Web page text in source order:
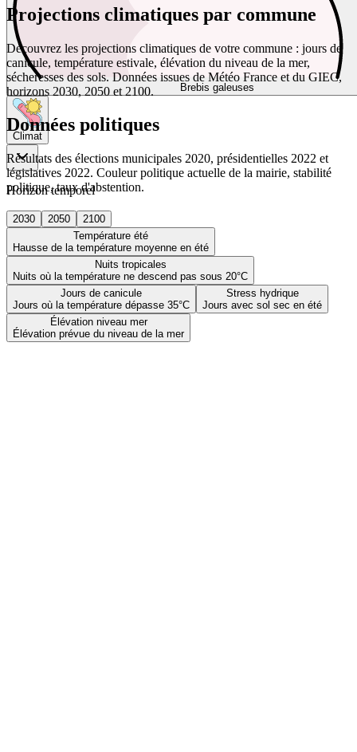
Brebis galeuses
Climat
Horizon temporel
2030 2050
2100
Température été
Hausse de la température moyenne en été
Nuits tropicales
Nuits où la température ne descend pas sous 20°C
Jours de canicule
Jours où la température dépasse 35°C
Stress hydrique
Jours avec sol sec en été
Élévation niveau mer
Élévation prévue du niveau de la mer
Projections climatiques par commune
Découvrez les projections climatiques de votre commune : jours de
canicule, température estivale, élévation du niveau de la mer,
sécheresses des sols. Données issues de Météo France et du GIEC,
horizons 2030, 2050 et 2100.
Données politiques
Résultats des élections municipales 2020, présidentielles 2022 et
législatives 2022. Couleur politique actuelle de la mairie, stabilité
politique, taux d'abstention.